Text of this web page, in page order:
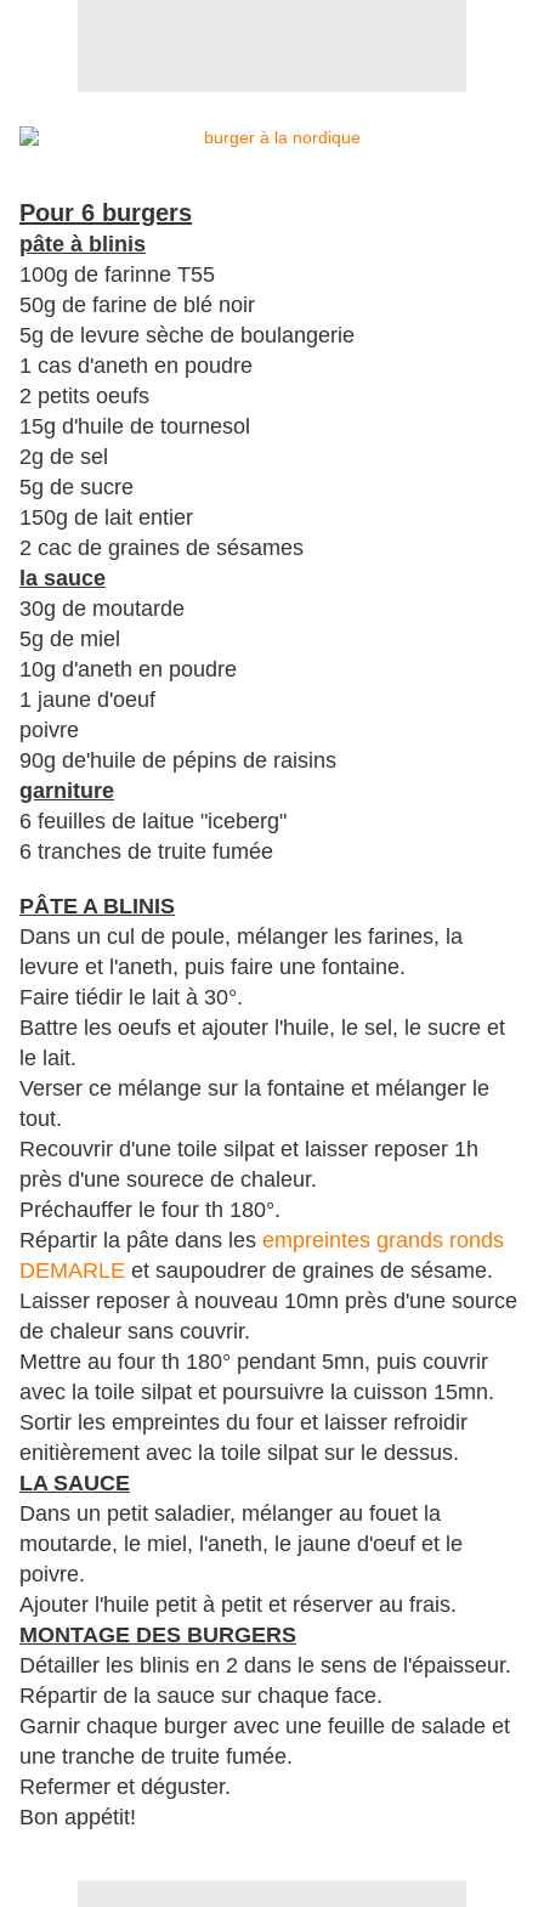
Pour 6 burgers
pâte à blinis
100g de farinne T55
50g de farine de blé noir
5g de levure sèche de boulangerie
1 cas d'aneth en poudre
2 petits oeufs
15g d'huile de tournesol
2g de sel
5g de sucre
150g de lait entier
2 cac de graines de sésames
la sauce
30g de moutarde
5g de miel
10g d'aneth en poudre
1 jaune d'oeuf
poivre
90g de'huile de pépins de raisins
garniture
6 feuilles de laitue "iceberg"
6 tranches de truite fumée
PÂTE A BLINIS
Dans un cul de poule, mélanger les farines, la
levure et l'aneth, puis faire une fontaine.
Faire tiédir le lait à 30°.
Battre les oeufs et ajouter l'huile, le sel, le sucre et
le lait.
Verser ce mélange sur la fontaine et mélanger le
tout.
Recouvrir d'une toile silpat et laisser reposer 1h
près d'une sourece de chaleur.
Préchauffer le four th 180°.
Répartir la pâte dans les empreintes grands ronds
DEMARLE et saupoudrer de graines de sésame.
Laisser reposer à nouveau 10mn près d'une source
de chaleur sans couvrir.
Mettre au four th 180° pendant 5mn, puis couvrir
avec la toile silpat et poursuivre la cuisson 15mn.
Sortir les empreintes du four et laisser refroidir
enitièrement avec la toile silpat sur le dessus.
LA SAUCE
Dans un petit saladier, mélanger au fouet la
moutarde, le miel, l'aneth, le jaune d'oeuf et le
poivre.
Ajouter l'huile petit à petit et réserver au frais.
MONTAGE DES BURGERS
Détailler les blinis en 2 dans le sens de l'épaisseur.
Répartir de la sauce sur chaque face.
Garnir chaque burger avec une feuille de salade et
une tranche de truite fumée.
Refermer et déguster.
Bon appétit!